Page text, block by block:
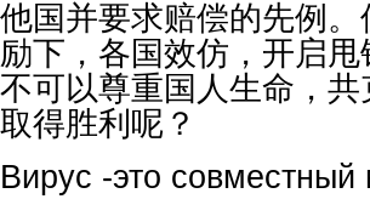
他国并要求赔偿的先例
励下，各国效仿，开启
不可以尊重国人生命，
取得胜利呢？
Вирус -это совместный